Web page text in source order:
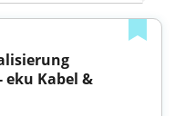
eku Kabel &